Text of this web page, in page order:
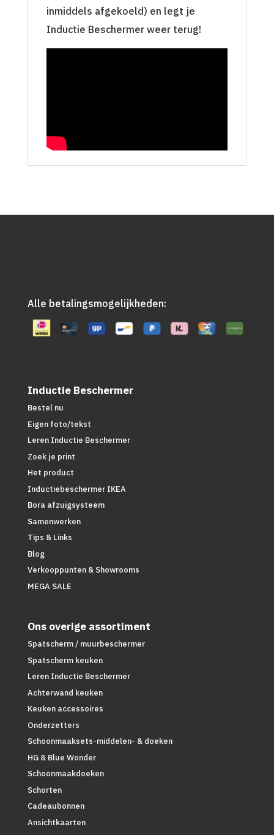
inmiddels afgekoeld) en legt je
Inductie Beschermer weer terug!
Alle betalingsmogelijkheden:
Inductie Beschermer
Bestel nu
Eigen foto/tekst
Leren Inductie Beschermer
Zoek je print
Het product
Inductiebeschermer IKEA
Bora afzuigsysteem
Samenwerken
Tips & Links
Blog
Verkooppunten & Showrooms
MEGA SALE
Ons overige assortiment
Spatscherm / muurbeschermer
Spatscherm keuken
Leren Inductie Beschermer
Achterwand keuken
Keuken accessoires
Onderzetters
Schoonmaaksets-middelen- & doeken
HG & Blue Wonder
Schoonmaakdoeken
Schorten
Cadeaubonnen
Ansichtkaarten